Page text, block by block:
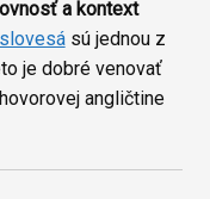
a kontext
sú jednou z
je dobré venovať
angličtine